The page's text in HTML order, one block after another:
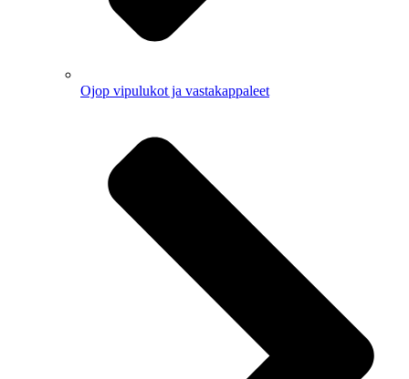
Ojop vipulukot ja vastakappaleet